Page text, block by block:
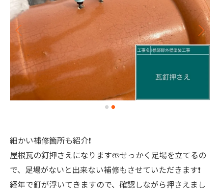
細かい補修箇所も紹介❗️
屋根瓦の釘押さえになります🤲せっかく足場を立てるの
で、足場がないと出来ない補修もさせていただきます❗️
経年で釘が浮いてきますので、確認しながら押さえまし